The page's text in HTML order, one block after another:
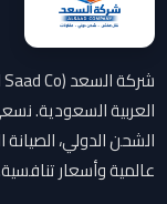
العربية السعودية.
الشحن الدولي، الصيانة
عالمية وأسعار